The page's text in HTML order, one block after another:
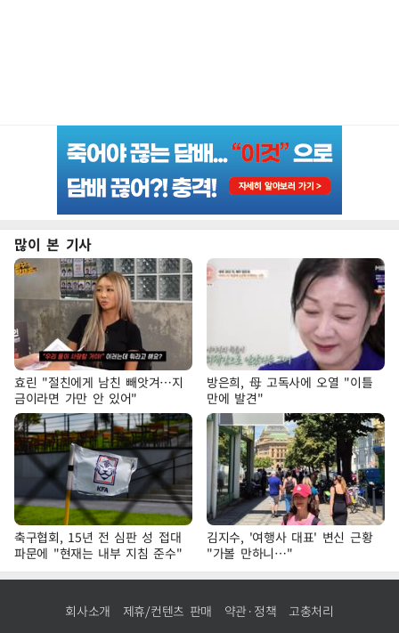
많이 본 기사
효린 "절친에게 남친 빼앗겨…지
금이라면 가만 안 있어"
방은희, 母 고독사에 오열 "이틀
만에 발견"
축구협회, 15년 전 심판 성 접대
파문에 "현재는 내부 지침 준수"
김지수, '여행사 대표' 변신 근황
"가볼 만하니…"
회사소개 제휴/컨텐츠 판매 약관·정책 고충처리